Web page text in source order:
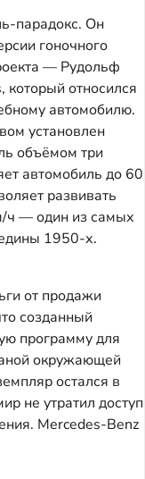
парадокс. Он
гоночного
— Рудольф
относился
автомобилю.
установлен
объёмом три
автомобиль до 60
развивать
ч — один из самых
1950-х.
от продажи
созданный
программу для
окружающей
остался в
не утратил доступ
Mercedes-Benz